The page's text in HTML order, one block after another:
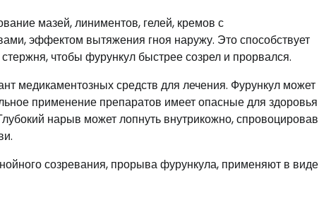
мазей, линиментов, гелей, кремов с
эффектом вытяжения гноя наружу. Это способствует
чтобы фурункул быстрее созрел и прорвался.
медикаментозных средств для лечения. Фурункул может
применение препаратов имеет опасные для здоровья
нарыв может лопнуть внутрикожно, спровоцировав
созревания, прорыва фурункула, применяют в виде